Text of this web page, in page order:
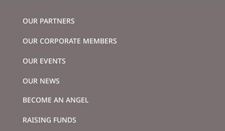
OUR PARTNERS
OUR CORPORATE MEMBERS
OUR EVENTS
OUR NEWS
BECOME AN ANGEL
RAISING FUNDS